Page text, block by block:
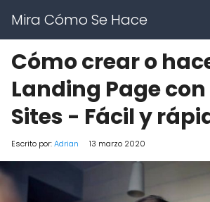
Mira Cómo Se Hace
Cómo crear o
Landing Page
Sites - Fácil y
Escrito por:Adrian 13 marzo 2020